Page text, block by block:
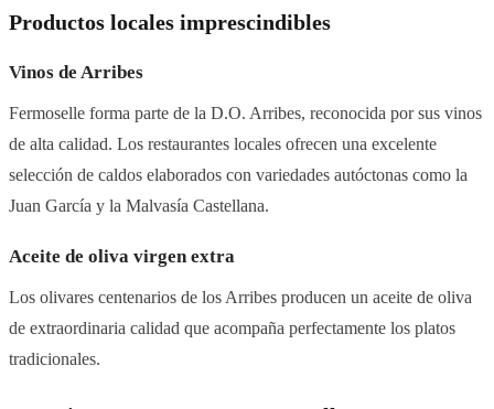
Productos locales imprescindibles
Vinos de Arribes
Fermoselle forma parte de la D.O. Arribes, reconocida por sus vinos
de alta calidad. Los restaurantes locales ofrecen una excelente
selección de caldos elaborados con variedades autóctonas como la
Juan García y la Malvasía Castellana.
Aceite de oliva virgen extra
Los olivares centenarios de los Arribes producen un aceite de oliva
de extraordinaria calidad que acompaña perfectamente los platos
tradicionales.